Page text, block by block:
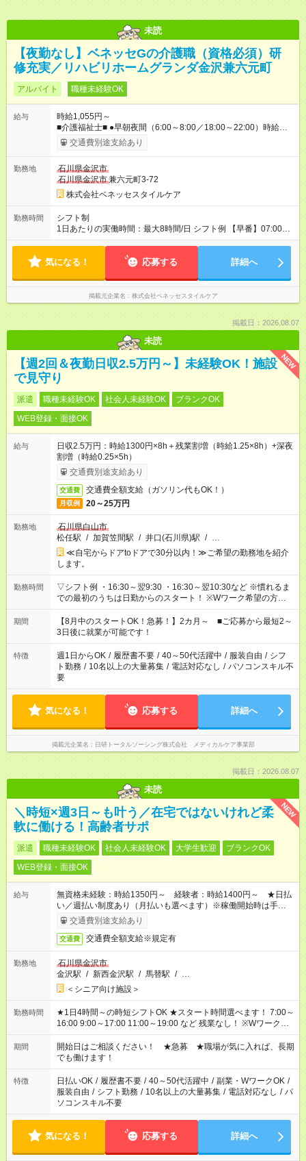
未読
【夜勤なし】ベネッセGの介護職（資格必須）研
修充実／リハビリホームグランダ金沢兼六元町
アルバイト 職種未経験OK
給与
時給1,055円～
■介護福祉士■ ●早朝夜間（6:00～8:00／18:00～22:00）時給：
1255円～ ●日中帯（8:00～18:00）時給：1155円～ ■初任者研修
■ ●早朝夜間（6:00～8:00／18:00～22:00）時給：1155円～ ●日
た場合は手当支給（1資格につき、60円／時） 【試用期間】試
用期間なし
交通費別途支給あり
勤務地
石川県金沢市
石川県金沢市兼六元町3-72
株式会社ベネッセスタイルケア
勤務時間
シフト制
1日あたりの実働時間：最大8時間/日 シフト例 【早番】07:00～
16:00 【日勤】08:00～17:00／09:00～18:00 【遅番】11:00～
す。 詳細の勤務時間についてはお問合せください。 ※実働8時
気になる！ 応募する 詳細へ
掲載元企業名 株式会社ベネッセスタイルケア
掲載日：2026.08.07
未読
NEW
【週2回＆夜勤日収2.5万円～】未経験OK！施設
で見守り
派遣 職種未経験OK 社会人未経験OK
ブランクOK
WEB登録・面接OK
給与
日収2.5万円：時給1300円×8h＋残業割増（時給1.25×8h）+深夜
割増（時給0.25×5h）
交通費別途支給あり
交通費 交通費全額支給（ガソリン代もOK！）
月収例 20～25万円
勤務地
石川県白山市
松任駅 / 加賀笠間駅 / 井口(石川県)駅 / …
≪自宅からドアtoドアで30分以内！≫ご希望の勤務地を紹介
します。
勤務時間
▽シフト例 ・16:30～翌9:30 ・16:30～翌10:30など ※慣れるま
での最初のうちは日勤からのスタート！ ※Wワーク希望の方へ
今ご覧のお仕事で希望する勤務時間と、もう1つのお仕事の勤務
時間。 合計で週40時間を超える場合は応募できません。
期間
【8月中のスタートOK！急募！】2カ月～ ■ご応募から最短2～
3日後に就業が可能です！
特徴 週1日からOK / 履歴書不要 / 40～50代活躍中 / 服装自由 / シフ
ト勤務 / 10名以上の大量募集 / 電話対応なし / パソコンスキル不
要
気になる！ 応募する 詳細へ
掲載元企業名 日研トータルソーシング株式会社 メディカルケア事業部
掲載日：2026.08.07
未読
NEW
＼時短×週3日～も叶う／在宅ではないけれど柔
軟に働ける！高齢者サポ
派遣 職種未経験OK 社会人未経験OK 大学生歓迎
ブランクOK
WEB登録・面接OK
給与
無資格未経験：時給1350円～ 経験者：時給1400円～ ★日払
い／週払い制度あり（月払いも選べます）※稼働開始時は手続き
完了次第のお支払いとなります。
交通費別途支給あり
交通費 交通費全額支給※規定有
勤務地
石川県金沢市
金沢駅 / 新西金沢駅 / 馬替駅 / …
＜シニア向け施設＞
勤務時間
★1日4時間～の時短シフトOK ★スタート時間選べます！ 7:00～
16:00 9:00～17:00 11:00～19:00 など 残業なし！ ※Wワークの
場合、他のお仕事と合わせ週40時間超の就業はご案内できませ
ん ※法令に基づき、週20時間以上勤務は社会保険への加入対象
となります ※労働者派遣法（日雇い派遣の原則禁止）により、
短時間・短期間の就業はご案内が難しい場合があります
期間
開始日はご相談ください！ ★急募 ★職場が気に入れば、長期
でも働けます！
特徴 日払いOK / 履歴書不要 / 40～50代活躍中 / 副業・WワークOK /
服装自由 / シフト勤務 / 10名以上の大量募集 / 電話対応なし / パ
ソコンスキル不要
気になる！ 応募する 詳細へ